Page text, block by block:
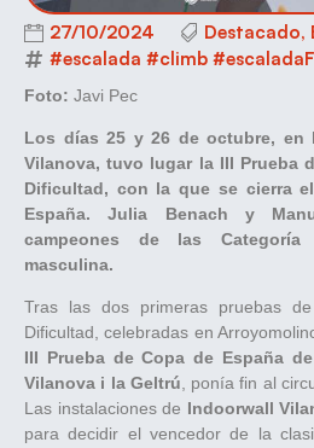
27/10/2024 Destacado,
#escalada #climb
Foto: Javi Pec
Los días 25 y 26 de octubre, en
Vilanova, tuvo lugar la III Prueba
Dificultad, con la que se cierra
España. Julia Benach y
campeones de las
masculina.
Tras las dos primeras pruebas
Dificultad, celebradas en
III Prueba de Copa de España
Vilanova i la Geltrú, ponía fin al
Las instalaciones de Indoorwall
para decidir el vencedor de la